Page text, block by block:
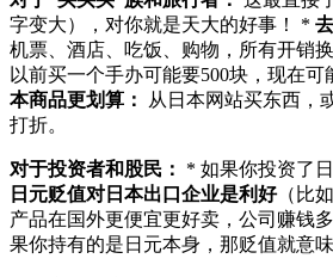
字变大），对你就是天大的好事！ *
机票、酒店、吃饭、购物，所有开销
以前买一个手办可能要500块，现在可
本商品更划算：
从日本网站买东西，
打折。
对于投资者和股民：
* 如果你投资了
日元贬值对日本出口企业是利好（比
产品在国外更便宜更好卖，公司赚钱
果你持有的是日元本身，那贬值就意